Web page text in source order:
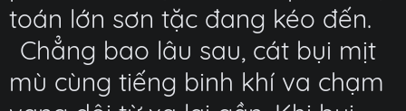
toán lớn sơn tặc đang kéo đến.
Chẳng bao lâu sau, cát bụi mịt
mù cùng tiếng binh khí va chạm